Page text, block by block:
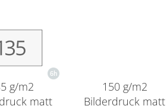
g/m2
matt
150 g/m2
Bilderdruck matt